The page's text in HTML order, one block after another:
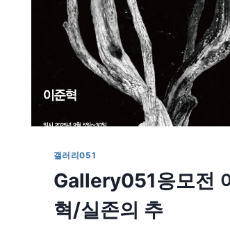
갤러리051
Gallery051응모전
혁/실존의 추